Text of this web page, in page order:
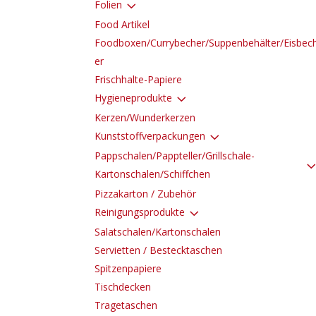
Folien 3
Food Artikel
Foodboxen/Currybecher/Suppenbehälter/
er
Frischhalte-Papiere
Hygieneprodukte 3
Kerzen/Wunderkerzen
Kunststoffverpackungen 3
Pappschalen/Pappteller/Grillschale-
Kartonschalen/Schiffchen
Pizzakarton / Zubehör
Reinigungsprodukte 3
Salatschalen/Kartonschalen
Servietten / Bestecktaschen
Spitzenpapiere
Tischdecken
Tragetaschen